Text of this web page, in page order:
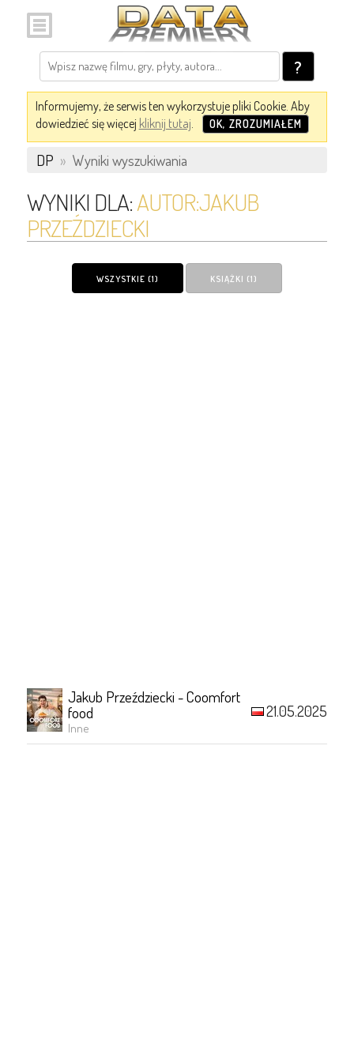
?
Informujemy, że serwis ten wykorzystuje pliki Cookie. Aby
dowiedzieć się więcej kliknij tutaj. OK, ZROZUMIAŁEM
DP » Wyniki wyszukiwania
WYNIKI DLA:AUTOR:JAKUB
PRZEŹDZIECKI
WSZYSTKIE (1) KSIĄŻKI (1)
Jakub Przeździecki - Coomfort
food
Inne
21.05.2025